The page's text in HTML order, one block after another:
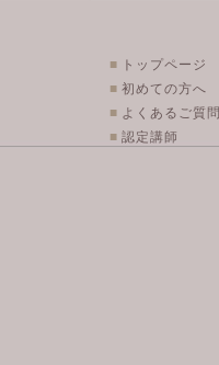
■ トップページ
■ 初めての方へ
■ よくあるご質問
■ 認定講師